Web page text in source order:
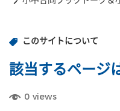
このサイトについて
該当するページ
0 views